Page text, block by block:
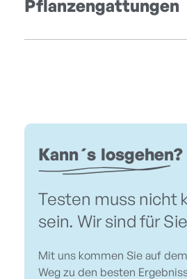
Pflanzengattungen
Kann´s losgehen?
Testen muss nicht
sein. Wir sind für
Mit uns kommen Sie auf
Weg zu den besten